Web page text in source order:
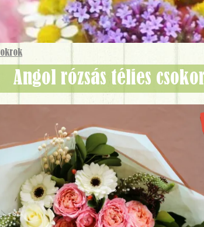
Angol rózsás télies